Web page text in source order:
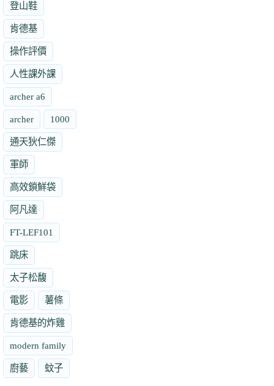
登山鞋
肯德基
操作評價
人性課外課
archer a6
archer 1000
通天狄仁傑
軍師
高效鎖鮮袋
阿凡達
FT-LEF101
跳床
太子松馥
電影 薯條
肯德基的炸雞
modern family
廚藝 蚊子